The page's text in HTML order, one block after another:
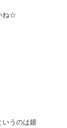
ね☆
いうのは嬉